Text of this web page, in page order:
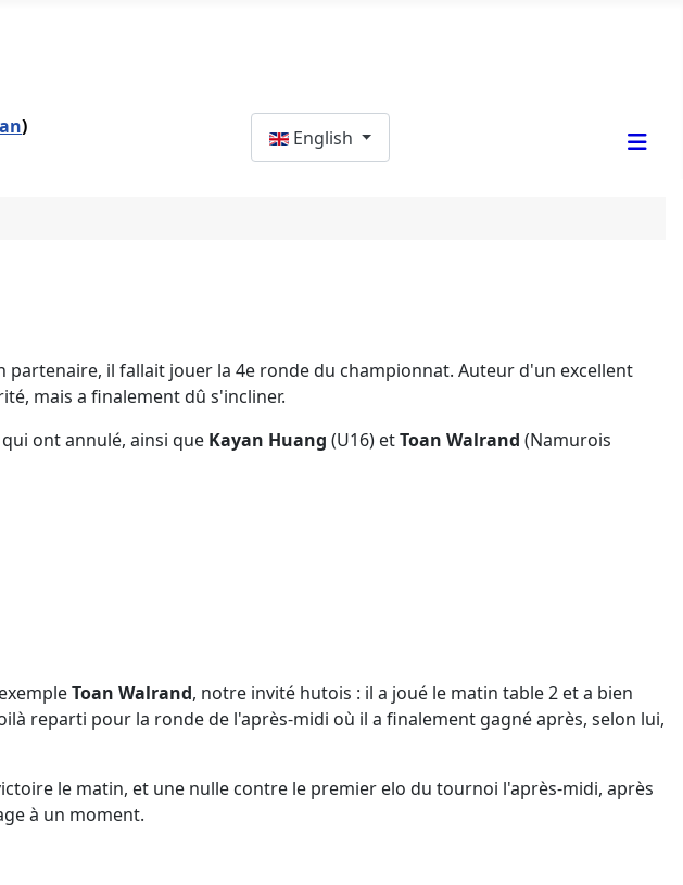
) English
il fallait jouer la 4e ronde du championnat. Auteur d'un excellent
mais a finalement dû s'incliner.
qui ont annulé, ainsi que Kayan Huang (U16) etToan Walrand (Namurois
Toan Walrand, notre invité hutois : il a joué le matin table 2 et a bien
reparti pour la ronde de l'après-midi où il a finalement gagné après, selon lui,
le matin, et une nulle contre le premier elo du tournoi l'après-midi, après
à un moment.